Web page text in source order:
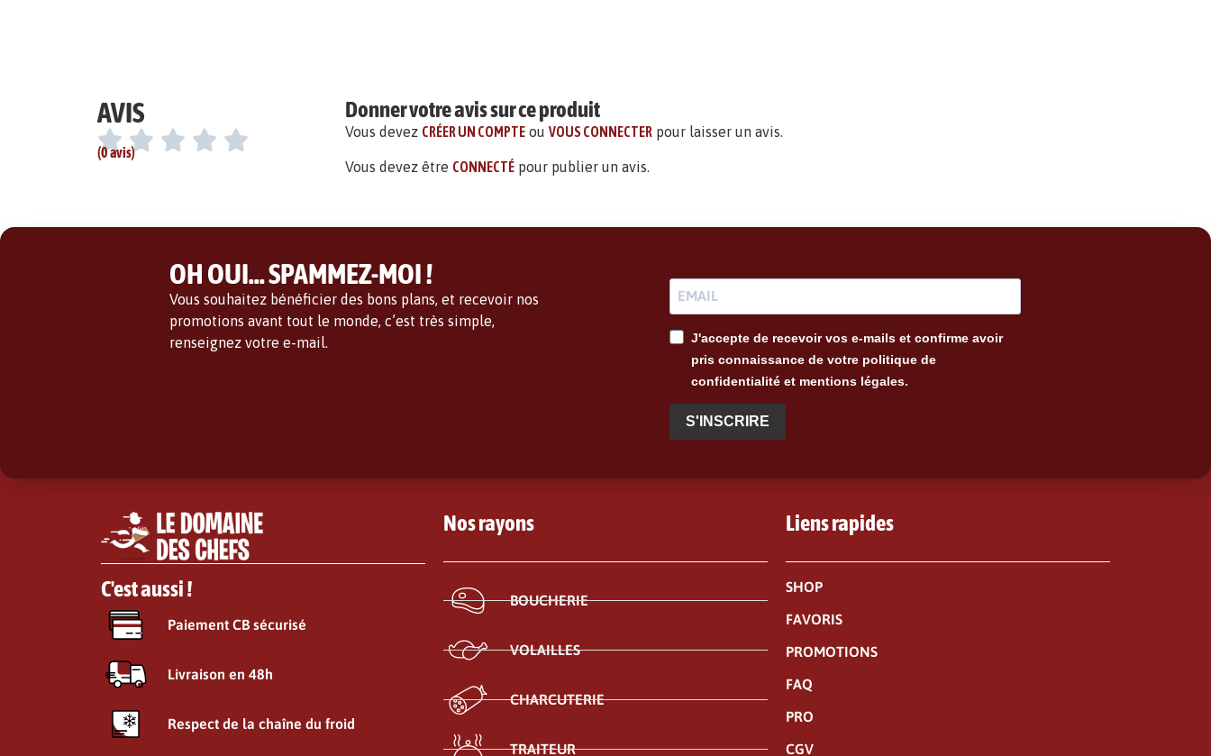
AVIS
(0 avis)
Donner votre avis sur ce produit
Vous devez CRÉER UN COMPTEou VOUS CONNECTERpour laisser un avis.
Vous devez être CONNECTÉpour publier un avis.
OH OUI... SPAMMEZ-MOI !
Vous souhaitez bénéficier des bons plans, et recevoir nos
promotions avant tout le monde, c’est très simple,
renseignez votre e-mail.
J'accepte de recevoir vos e-mails et confirme avoir
pris connaissance de votre politique de
confidentialité et mentions légales.
S'INSCRIRE
C'est aussi !
Paiement CB sécurisé
Livraison en 48h
Respect de la chaîne du froid
Nos rayons
BOUCHERIE
VOLAILLES
CHARCUTERIE
TRAITEUR
Liens rapides
SHOP
FAVORIS
PROMOTIONS
FAQ
PRO
CGV